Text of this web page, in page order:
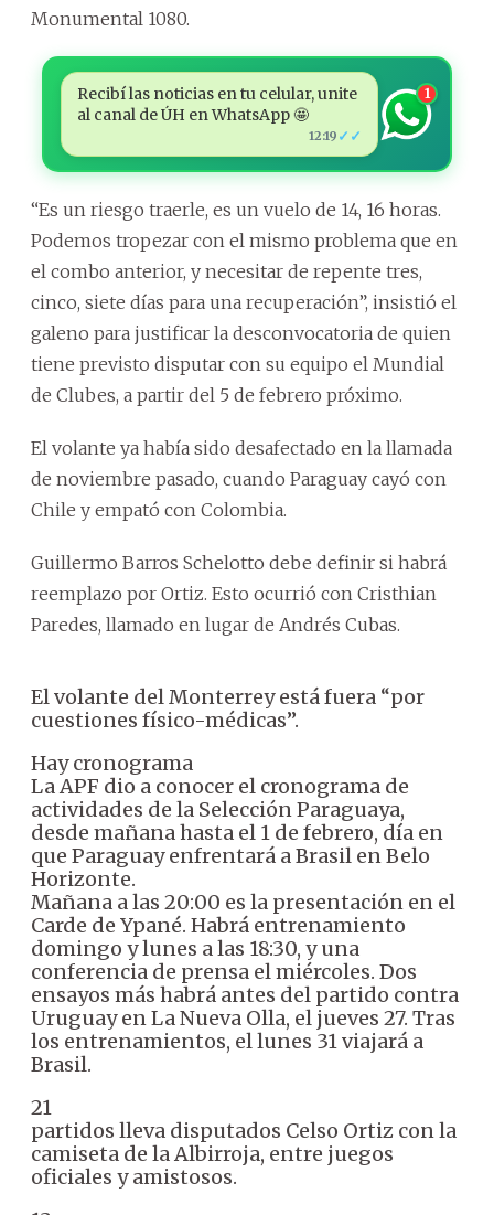
Monumental 1080.
Recibí las noticias en tu celular, unite
al canal de ÚH en WhatsApp 🤩
12:19 ✓✓
1
“Es un riesgo traerle, es un vuelo de 14, 16 horas.
Podemos tropezar con el mismo problema que en
el combo anterior, y necesitar de repente tres,
cinco, siete días para una recuperación”, insistió el
galeno para justificar la desconvocatoria de quien
tiene previsto disputar con su equipo el Mundial
de Clubes, a partir del 5 de febrero próximo.
El volante ya había sido desafectado en la llamada
de noviembre pasado, cuando Paraguay cayó con
Chile y empató con Colombia.
Guillermo Barros Schelotto debe definir si habrá
reemplazo por Ortiz. Esto ocurrió con Cristhian
Paredes, llamado en lugar de Andrés Cubas.
El volante del Monterrey está fuera “por
cuestiones físico-médicas”.
Hay cronograma
La APF dio a conocer el cronograma de
actividades de la Selección Paraguaya,
desde mañana hasta el 1 de febrero, día en
que Paraguay enfrentará a Brasil en Belo
Horizonte.
Mañana a las 20:00 es la presentación en el
Carde de Ypané. Habrá entrenamiento
domingo y lunes a las 18:30, y una
conferencia de prensa el miércoles. Dos
ensayos más habrá antes del partido contra
Uruguay en La Nueva Olla, el jueves 27. Tras
los entrenamientos, el lunes 31 viajará a
Brasil.
21
partidos lleva disputados Celso Ortiz con la
camiseta de la Albirroja, entre juegos
oficiales y amistosos.